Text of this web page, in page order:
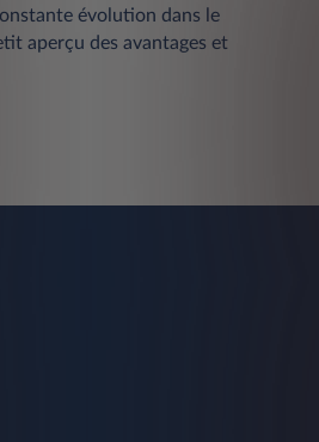
évolution dans le
aperçu des avantages et